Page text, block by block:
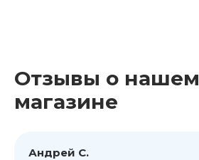
Отзывы о нашем
магазине
Андрей С.